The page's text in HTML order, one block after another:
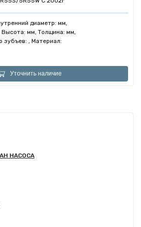
диаметр: мм,
мм, Толщина: мм,
зубъев: , Материал:
Уточнить наличие
НАСОСА